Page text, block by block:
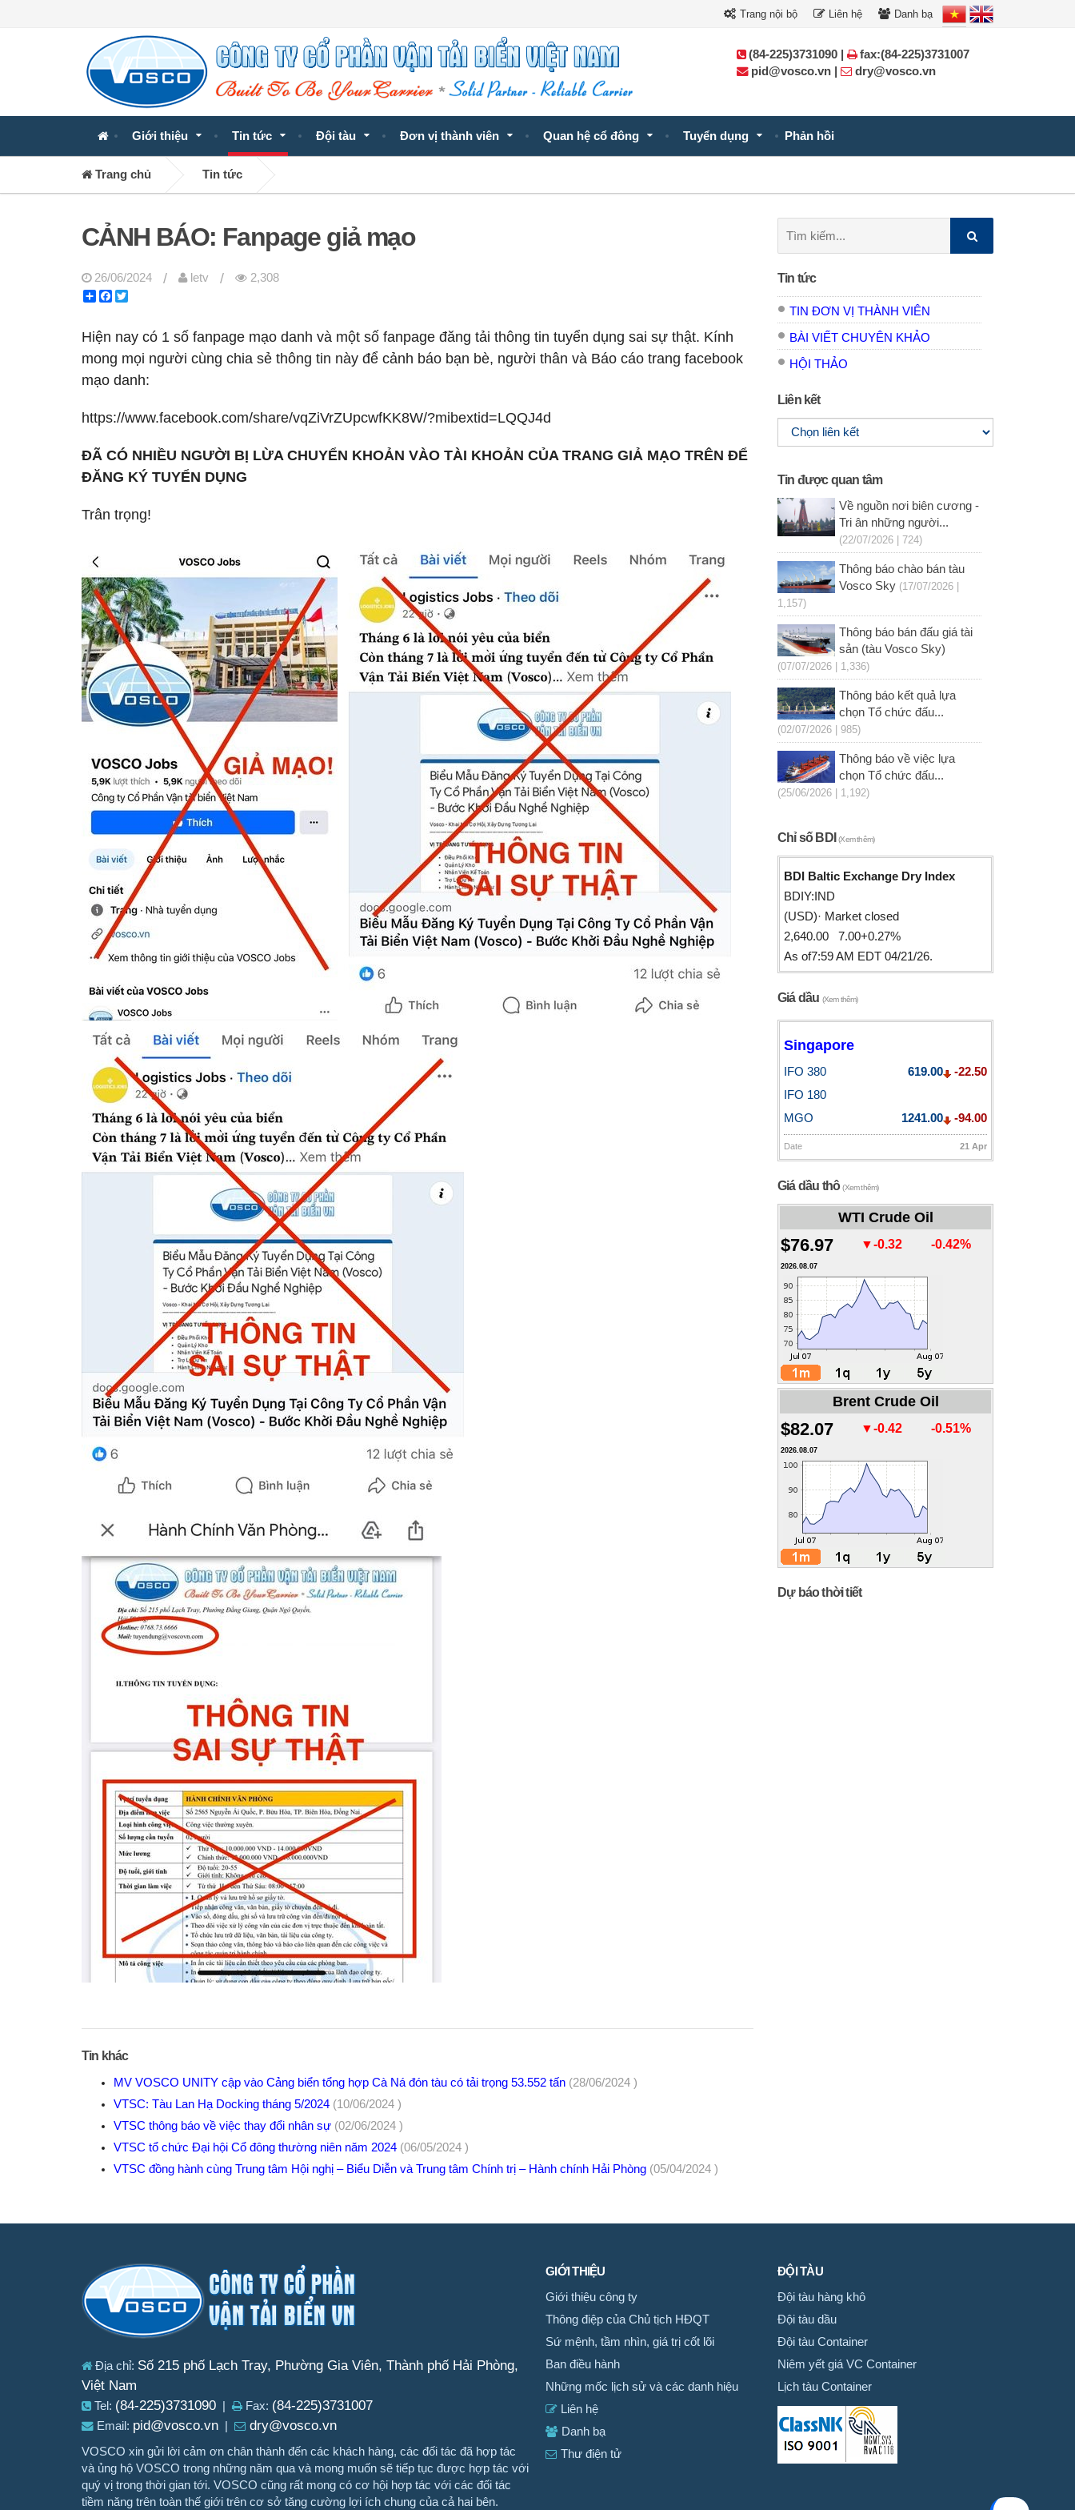
Trang nội bộ Liên hệ Danh bạ
Giới thiệu Tin tức Đội tàu Đơn vị thành viên Quan hệ cổ đông Tuyển dụng Phản hồi
(84-225)3731090 |
fax:(84-225)3731007
pid@vosco.vn |
dry@vosco.vn
Trang chủ Tin tức
CẢNH BÁO: Fanpage giả mạo
26/06/2024 / letv /
2,308
ShareFacebook
Hiện nay có 1 số fanpage mạo danh và một số fanpage đăng tải thông tin tuyển dụng sai sự thật. Kính
mong mọi người cùng chia sẻ thông tin này để cảnh báo bạn bè, người thân và Báo cáo trang facebook
mạo danh:
https://www.facebook.com/share/vqZiVrZUpcwfKK8W/?mibextid=LQQJ4d
ĐÃ CÓ NHIỀU NGƯỜI BỊ LỪA CHUYỂN KHOẢN VÀO TÀI KHOẢN CỦA TRANG GIẢ MẠO TRÊN ĐỂ
ĐĂNG KÝ TUYỂN DỤNG
Trân trọng!
Tin khác
MV VOSCO UNITY cập vào Cảng biển tổng hợp Cà Ná đón tàu có tải trọng 53.552 tấn (28/06/2024 )
VTSC: Tàu Lan Hạ Docking tháng 5/2024 (10/06/2024 )
VTSC thông báo về việc thay đổi nhân sự (02/06/2024 )
VTSC tổ chức Đại hội Cổ đông thường niên năm 2024 (06/05/2024 )
VTSC đồng hành cùng Trung tâm Hội nghị – Biểu Diễn và Trung tâm Chính trị – Hành chính Hải Phòng (05/04/2024 )
kiếm:
Tin tức
TIN ĐƠN VỊ THÀNH VIÊN
BÀI VIẾT CHUYÊN KHẢO
HỘI THẢO
Liên kết
Tin được quan tâm
Về nguồn nơi biên cương -
Tri ân những người...
(22/07/2026 | 724)
Thông báo chào bán tàu
Vosco Sky (17/07/2026 |
1,157)
Thông báo bán đấu giá tài
sản (tàu Vosco Sky)
(07/07/2026 | 1,336)
Thông báo kết quả lựa
chọn Tổ chức đấu...
(02/07/2026 | 985)
Thông báo về việc lựa
chọn Tổ chức đấu...
(25/06/2026 | 1,192)
Chỉ số BDI(Xem thêm)
BDI Baltic Exchange Dry Index
BDIY:IND
(USD)· Market closed
2,640.00 7.00+0.27%
As of7:59 AM EDT 04/21/26.
Giá dầu (Xem thêm)
Singapore
IFO 380 619.00
-22.50
IFO 180
MGO
1241.00 -94.00
Date 21 Apr
Giá dầu thô(Xem thêm)
WTI Crude Oil
$76.97 ▼-0.32 -0.42%
2026.08.07
Brent Crude Oil
$82.07 ▼-0.42 -0.51%
2026.08.07
Dự báo thời tiết
Địa chỉ: Số 215 phố Lạch Tray, Phường Gia Viên, Thành phố Hải Phòng,
Việt Nam
Tel: (84-225)3731090 Fax: (84-225)3731007
Email: pid@vosco.vn dry@vosco.vn
VOSCO xin gửi lời cảm ơn chân thành đến các khách hàng, các đối tác đã hợp tác
và ủng hộ VOSCO trong những năm qua và mong muốn sẽ tiếp tục được hợp tác với
quý vị trong thời gian tới. VOSCO cũng rất mong có cơ hội hợp tác với các đối tác
tiềm năng trên toàn thế giới trên cơ sở tăng cường lợi ích chung của cả hai bên.
GIỚI THIỆU
Giới thiệu công ty
Thông điệp của Chủ tịch HĐQT
Sứ mệnh, tầm nhìn, giá trị cốt lõi
Ban điều hành
Những mốc lịch sử và các danh hiệu
Liên hệ
Danh bạ
Thư điện tử
ĐỘI TÀU
Đội tàu hàng khô
Đội tàu dầu
Đội tàu Container
Niêm yết giá VC Container
Lịch tàu Container